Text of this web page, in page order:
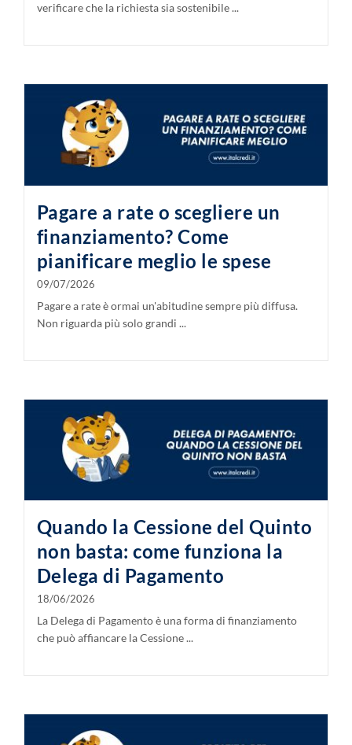
verificare che la richiesta sia sostenibile ...
Pagare a rate o scegliere un
finanziamento? Come
pianificare meglio le spese
09/07/2026
Pagare a rate è ormai un'abitudine sempre più diffusa.
Non riguarda più solo grandi ...
Quando la Cessione del Quinto
non basta: come funziona la
Delega di Pagamento
18/06/2026
La Delega di Pagamento è una forma di finanziamento
che può affiancare la Cessione ...